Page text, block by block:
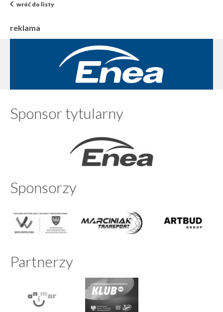
wróć do listy
reklama
Sponsor tytularny
Sponsorzy
Partnerzy